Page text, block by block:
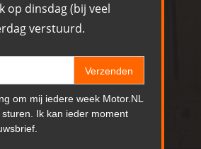
op dinsdag (bij veel
verstuurd.
Verzenden
om mij iedere week Motor.NL
Ik kan ieder moment